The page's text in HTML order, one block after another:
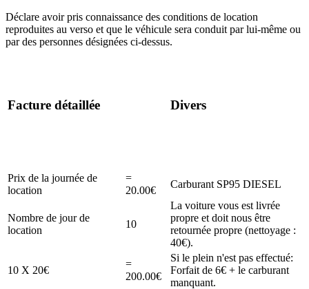
Déclare avoir pris connaissance des conditions de location
reproduites au verso et que le véhicule sera conduit par lui-même ou
par des personnes désignées ci-dessus.
Facture détaillée Divers
Prix de la journée de
location
=
20.00€
Carburant SP95 DIESEL
Nombre de jour de
location
10
La voiture vous est livrée
propre et doit nous être
retournée propre (nettoyage :
40€).
10 X 20€
=
200.00€
Si le plein n'est pas effectué:
Forfait de 6€ + le carburant
manquant.